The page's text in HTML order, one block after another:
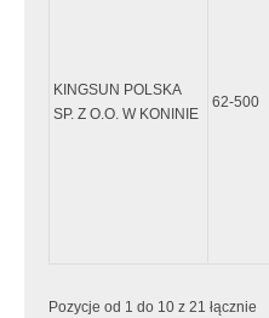
KINGSUN POLSKA
SP. Z O.O. W KONINIE
62-500
Pozycje od 1 do 10 z 21 łącznie